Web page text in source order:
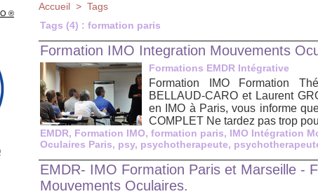
®
Accueil > Tags
Tags (4) : formation paris
Formation IMO Integration Mouvements
Formations EMDR Intégrative
Formation IMO Formation
BELLAUD-CARO et Laurent
en IMO à Paris, vous informe
COMPLET Ne tardez pas trop
EMDR, Formation IMO, formation paris, IMO Intégration
Oculaires Paris, psy, psychotherapeute,
EMDR- IMO Formation Paris et Marseille -
Mouvements Oculaires.